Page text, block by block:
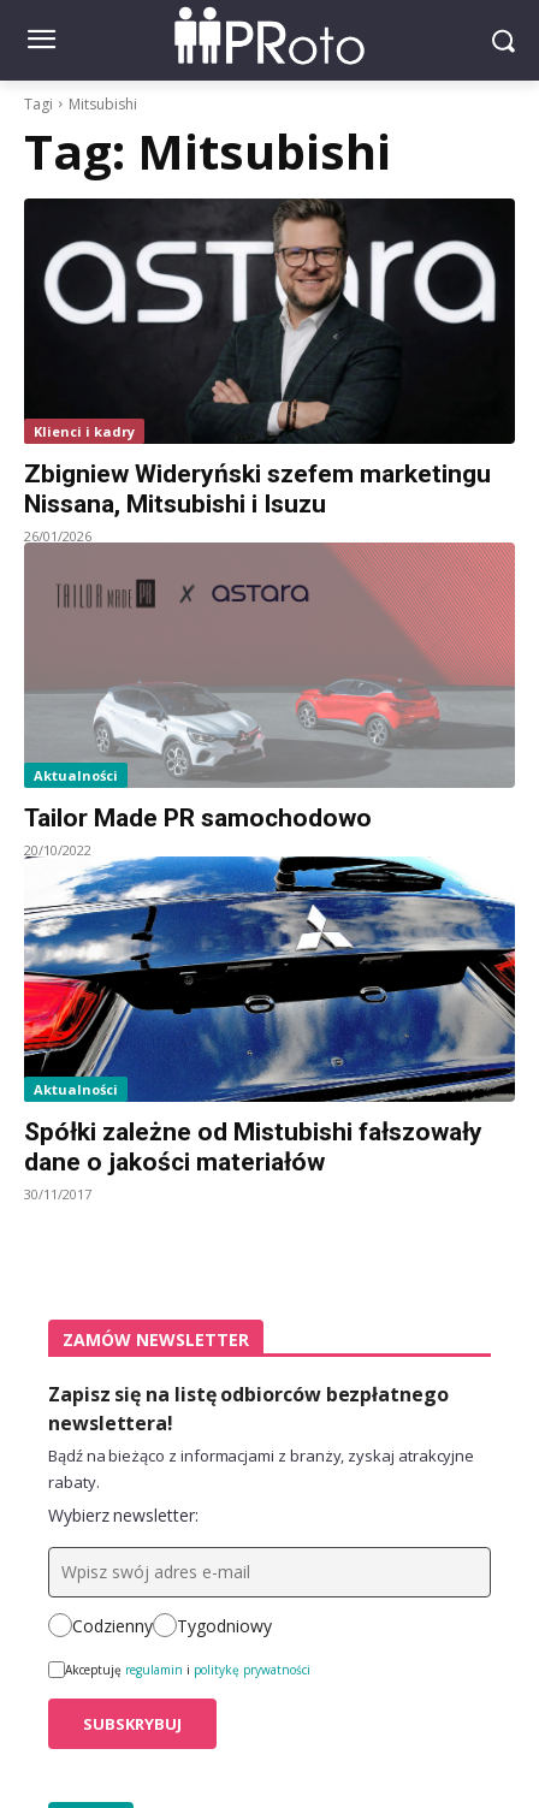
Tagi Mitsubishi
Tag: Mitsubishi
Klienci i kadry
Zbigniew Wideryński szefem marketingu
Nissana, Mitsubishi i Isuzu
26/01/2026
Aktualności
Tailor Made PR samochodowo
20/10/2022
Aktualności
Spółki zależne od Mistubishi fałszowały
dane o jakości materiałów
30/11/2017
ZAMÓW NEWSLETTER
Zapisz się na listę odbiorców bezpłatnego
newslettera!
Bądź na bieżąco z informacjami z branży, zyskaj atrakcyjne
rabaty.
Wybierz newsletter:
Codzienny Tygodniowy
Akceptuję regulamin i politykę prywatności